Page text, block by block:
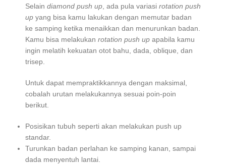
Selain diamond push up , ada pula variasi rotation push
up yang bisa kamu lakukan dengan memutar badan
ke samping ketika menaikkan dan menurunkan badan.
Kamu bisa melakukan rotation push up apabila kamu
ingin melatih kekuatan otot bahu, dada, oblique, dan
trisep.
Untuk dapat mempraktikkannya dengan maksimal,
cobalah urutan melakukannya sesuai poin-poin
berikut.
Posisikan tubuh seperti akan melakukan push up
standar.
Turunkan badan perlahan ke samping kanan, sampai
dada menyentuh lantai.